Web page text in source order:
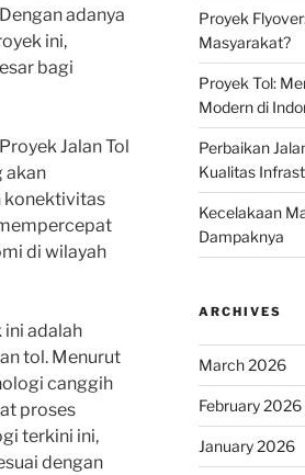
adanya
ini,
bagi
Jalan Tol
akan
konektivitas
di wilayah
ini adalah
tol. Menurut
canggih
proses
terkini ini,
dengan
Proyek
Masyarakat?
Proyek Tol:
Modern di
Perbaikan
Kualitas
Kecelakaan
Dampaknya
ARCHIVES
March 2026
February 2026
January 2026